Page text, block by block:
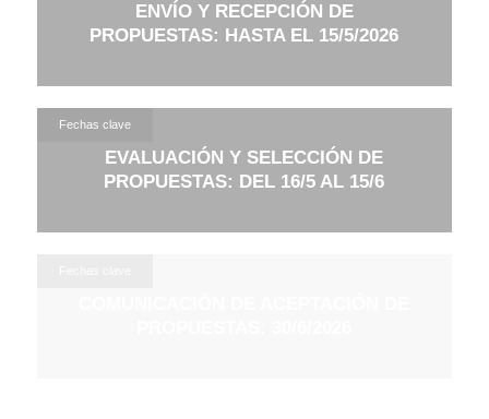
ENVÍO Y RECEPCIÓN DE
PROPUESTAS: HASTA EL 15/5/2026
Fechas clave
EVALUACIÓN Y SELECCIÓN DE
PROPUESTAS: DEL 16/5 AL 15/6